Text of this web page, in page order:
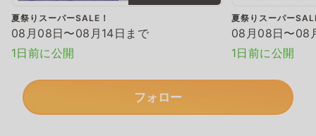
夏祭りスーパーSALE！
08月08日〜08月14日まで
1日前に公開
夏祭りスーパー
08月08日〜08
1日前に公開
フォロー